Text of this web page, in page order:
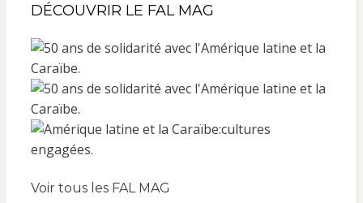
DÉCOUVRIR LE FAL MAG
Voir tous les FAL MAG